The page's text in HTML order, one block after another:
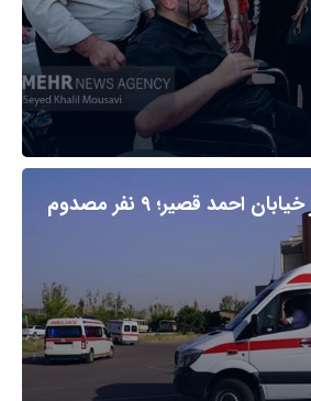
سقوط آسانسور در خیابان احمد قصیر؛ ۹ نفر مصدوم